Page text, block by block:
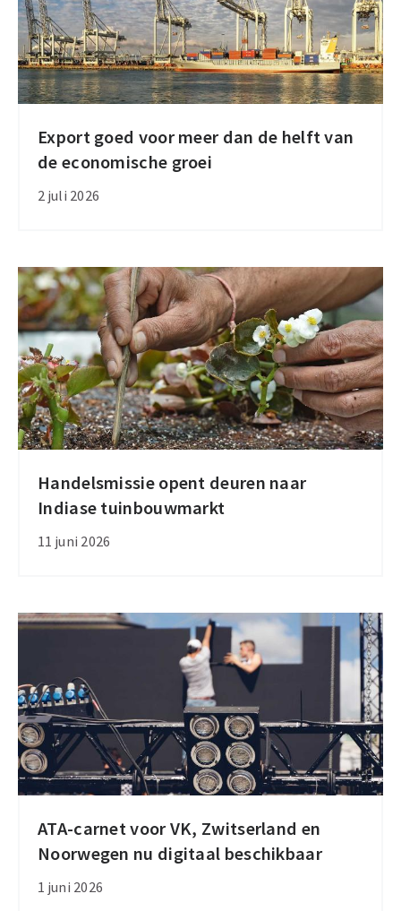
handelsverdragen
Export goed voor meer dan de helft van
de economische groei
2 juli 2026
Export
goed
voor
de
helft
van
de
economische
groei
Handelsmissie opent deuren naar
Indiase tuinbouwmarkt
11 juni 2026
Handelsmissie
opent
deuren
tuinbouwmarkt
ATA-carnet voor VK, Zwitserland en
Noorwegen nu digitaal beschikbaar
1 juni 2026
ATA-
carnet
voor